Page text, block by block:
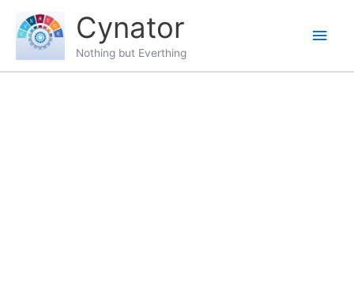
content
content
Cynator
Nothing but Everthing